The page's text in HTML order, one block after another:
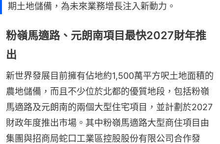
期土地儲備，為未來業務增長注入新動力。
粉嶺馬適路、元朗南項目最快2027財年推
出
新世界發展目前擁有佔地約1,500萬平方呎土地面積的
農地儲備，而且不少位於北都的優質地段，包括粉嶺
馬適路及元朗南的兩個大型住宅項目，並計劃於2027
財政年度推出市場。其中粉嶺馬適路大型商住項目由
集團與招商局蛇口工業區控股股份有限公司合作發